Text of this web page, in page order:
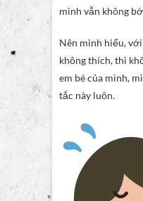
mình vẫn không
Nên mình hiểu,
không thích, thì
em bé của mình,
tắc này luôn.